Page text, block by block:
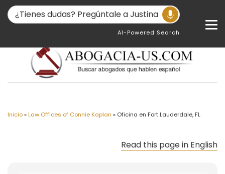
AI-Powered Search
Inicio»Law Offices of Connie Kaplan » Oficina en Fort Lauderdale, FL
Read this page in English